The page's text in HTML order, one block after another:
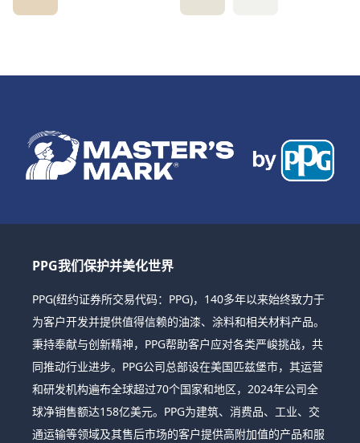
PPG我们保护并美化世界
PPG(纽约证券所交易代码：PPG)，140多年以来始终致力于
为客户开发并提供值得信赖的油漆、涂料和相关材料产品。
秉持奉献与创新精神，PPG帮助客户应对各类严峻挑战，共
同推动行业进步。PPG公司总部设在美国匹兹堡市，其运营
和研发机构遍布全球超过70个国家和地区，2024年公司全
球净销售额达158亿美元。PPG为建筑、消费品、工业、交
通运输等领域及其售后市场的客户提供高附加值的产品和服